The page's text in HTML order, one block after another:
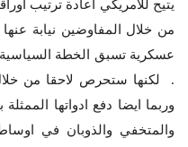
يتيح للامريكي اعادة ترتيب
من خلال المفاوضين نيابة
عسكرية تسبق الخطة
. لكنها ستحرص لاحقا من خلال
وربما ايضا دفع ادواتها
والمتخفي والذوبان في